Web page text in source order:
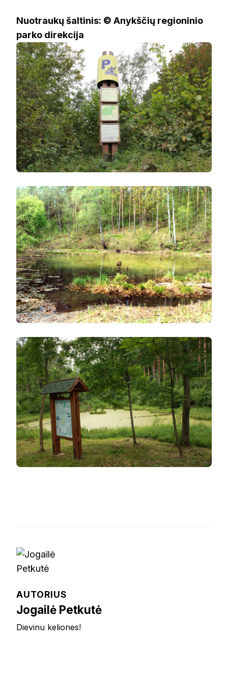
Nuotraukų šaltinis: © Anykščių regioninio
parko direkcija
AUTORIUS
Jogailė Petkutė
Dievinu keliones!